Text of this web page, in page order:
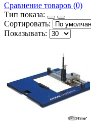
Сравнение товаров (0)
Тип показа:
Сортировать:
Показывать: